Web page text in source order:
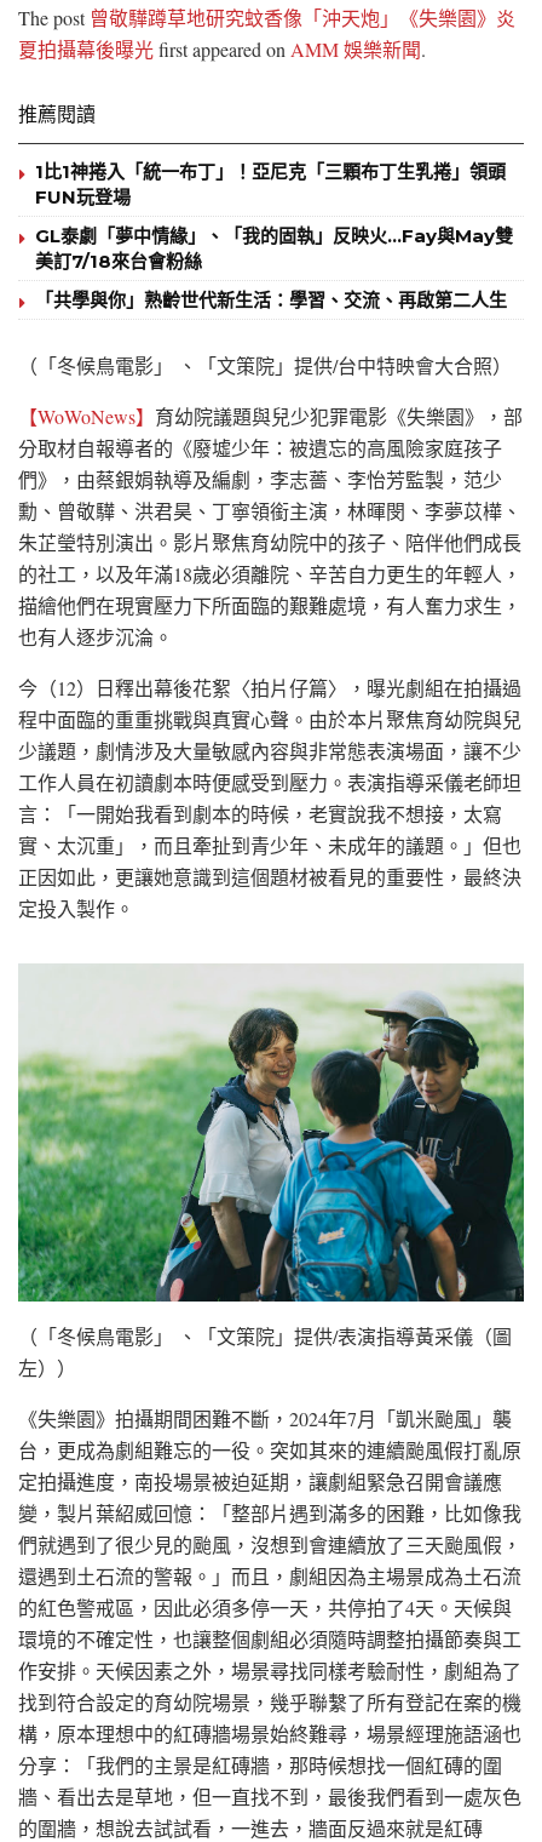
The post 曾敬驊蹲草地研究蚊香像「沖天炮」《失樂園》炎
夏拍攝幕後曝光first appeared on AMM 娛樂新聞.
推薦閱讀
1比1神捲入「統一布丁」！亞尼克「三顆布丁生乳捲」領頭
FUN玩登場
GL泰劇「夢中情緣」、「我的固執」反映火…Fay與May雙
美訂7/18來台會粉絲
「共學與你」熟齡世代新生活：學習、交流、再啟第二人生
（「冬候鳥電影」 、「文策院」提供/台中特映會大合照）
【WoWoNews】 育幼院議題與兒少犯罪電影《失樂園》，部
分取材自報導者的《廢墟少年：被遺忘的高風險家庭孩子
們》，由蔡銀娟執導及編劇，李志薔、李怡芳監製，范少
勳、曾敬驊、洪君昊、丁寧領銜主演，林暉閔、李夢苡樺、
朱芷瑩特別演出。影片聚焦育幼院中的孩子、陪伴他們成長
的社工，以及年滿18歲必須離院、辛苦自力更生的年輕人，
描繪他們在現實壓力下所面臨的艱難處境，有人奮力求生，
也有人逐步沉淪。
今（12）日釋出幕後花絮〈拍片仔篇〉，曝光劇組在拍攝過
程中面臨的重重挑戰與真實心聲。由於本片聚焦育幼院與兒
少議題，劇情涉及大量敏感內容與非常態表演場面，讓不少
工作人員在初讀劇本時便感受到壓力。表演指導采儀老師坦
言：「一開始我看到劇本的時候，老實說我不想接，太寫
實、太沉重」，而且牽扯到青少年、未成年的議題。」但也
正因如此，更讓她意識到這個題材被看見的重要性，最終決
定投入製作。
（「冬候鳥電影」 、「文策院」提供/表演指導黃采儀（圖
左））
《失樂園》拍攝期間困難不斷，2024年7月「凱米颱風」襲
台，更成為劇組難忘的一役。突如其來的連續颱風假打亂原
定拍攝進度，南投場景被迫延期，讓劇組緊急召開會議應
變，製片葉紹威回憶：「整部片遇到滿多的困難，比如像我
們就遇到了很少見的颱風，沒想到會連續放了三天颱風假，
還遇到土石流的警報。」而且，劇組因為主場景成為土石流
的紅色警戒區，因此必須多停一天，共停拍了4天。天候與
環境的不確定性，也讓整個劇組必須隨時調整拍攝節奏與工
作安排。天候因素之外，場景尋找同樣考驗耐性，劇組為了
找到符合設定的育幼院場景，幾乎聯繫了所有登記在案的機
構，原本理想中的紅磚牆場景始終難尋，場景經理施語涵也
分享：「我們的主景是紅磚牆，那時候想找一個紅磚的圍
牆、看出去是草地，但一直找不到，最後我們看到一處灰色
的圍牆，想說去試試看，一進去，牆面反過來就是紅磚